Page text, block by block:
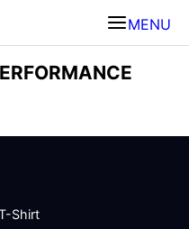
MENU
Shirt